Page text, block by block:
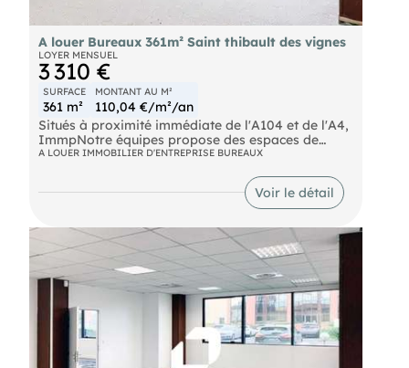
A louer Bureaux 361m² Saint thibault des vignes
LOYER MENSUEL
3 310 €
SURFACE
361 m²
MONTANT AU M²
110,04 €/m²/an
Situés à proximité immédiate de l'A104 et de l'A4,
ImmpNotre équipes propose des espaces de
bureaux d'environ 361m² disponibles à la
RER Torcy (A) Autoroute A104; A4 Bus SNCF Gare
de Vaires - Torcy SNCF Gare de Lagny - Thorigny
SNCF Gare TGV Chessy Marne la Vallée Ouigo
Chessy Marne la Vallée Eurostar Chessy Marne la
Vallée Aéroport Roissy CDG (38km) Aéroport Orly
(30km)
A LOUER IMMOBILIER D'ENTREPRISE BUREAUX
Voir le détail